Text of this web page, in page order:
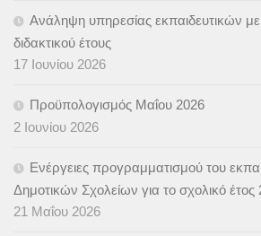
Ανάληψη υπηρεσίας εκπαιδευτικών
διδακτικού έτους
17 Ιουνίου 2026
Προϋπολογισμός Μαΐου 2026
2 Ιουνίου 2026
Ενέργειες προγραμματισμού του
Δημοτικών Σχολείων για το σχολικό
21 Μαΐου 2026